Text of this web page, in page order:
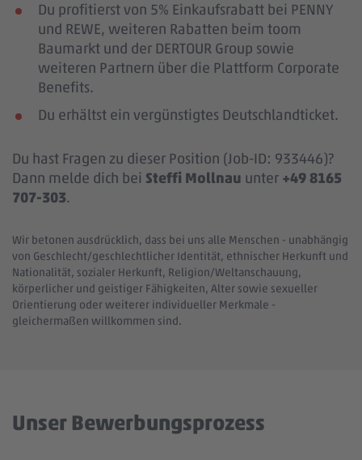
Du profitierst von 5% Einkaufsrabatt bei PENNY
und REWE, weiteren Rabatten beim toom
Baumarkt und der DERTOUR Group sowie
weiteren Partnern über die Plattform Corporate
Benefits.
Du erhältst ein vergünstigtes Deutschlandticket.
Du hast Fragen zu dieser Position (Job-ID: 933446)?
Dann melde dich bei Steffi Mollnau unter +49 8165
707-303.
Wir betonen ausdrücklich, dass bei uns alle Menschen - unabhängig
von Geschlecht/geschlechtlicher Identität, ethnischer Herkunft und
Nationalität, sozialer Herkunft, Religion/Weltanschauung,
körperlicher und geistiger Fähigkeiten, Alter sowie sexueller
Orientierung oder weiterer individueller Merkmale -
gleichermaßen willkommen sind.
Unser Bewerbungsprozess